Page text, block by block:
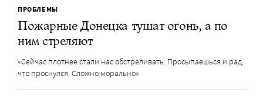
ПРОБЛЕМЫ
Пожарные Донецка тушат огонь, а по
ним стреляют
«Сейчас плотнее стали нас обстреливать. Просыпаешься и рад,
что проснулся. Сложно морально»